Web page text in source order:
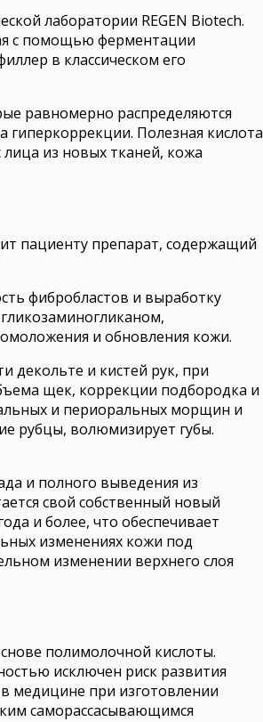
лаборатории REGEN Biotech.
с помощью ферментации
в классическом его
равномерно распределяются
гиперкоррекции. Полезная кислота
лица из новых тканей, кожа
пациенту препарат, содержащий
фибробластов и выработку
и обновления кожи.
декольте и кистей рук, при
щек, коррекции подбородка и
и периоральных морщин и
рубцы, волюмизирует губы.
и полного выведения из
свой собственный новый
и более, что обеспечивaет
изменениях кожи под
изменении верхнего слоя
полимолочной кислоты.
исключен риск развития
медицине при изготовлении
саморассасывающимся